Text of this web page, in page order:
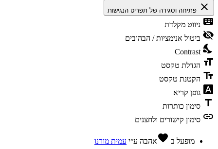
close פתיחה וסגירה של תפריט הנגישות
keyboard ניווט מקלדת
visibility_off ביטול אנימציות / הבהובים
nights_stay
Contrast
format_size הגדלת טקסט
text_fields הקטנת טקסט
font_download גופן קריא
title סימון כותרות
link סימון קישורים ולחצנים
מופעל ב favoriteאהבה ע״י עמית מורנו